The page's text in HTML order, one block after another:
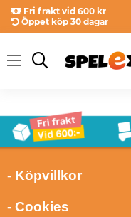
Fri frakt vid 600 kr
Öppet köp 30 dagar
- Köpvillkor
- Cookies